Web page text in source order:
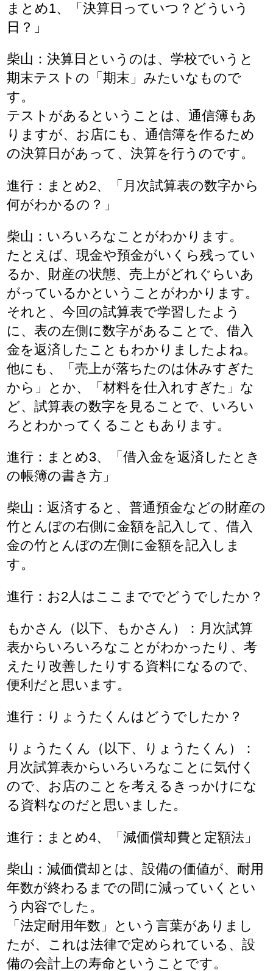
まとめ1、「決算日っていつ？どういう
日？」
柴山：決算日というのは、学校でいうと
期末テストの「期末」みたいなもので
す。
テストがあるということは、通信簿もあ
りますが、お店にも、通信簿を作るため
の決算日があって、決算を行うのです。
進行：まとめ2、「月次試算表の数字から
何がわかるの？」
柴山：いろいろなことがわかります。
たとえば、現金や預金がいくら残ってい
るか、財産の状態、売上がどれぐらいあ
がっているかということがわかります。
それと、今回の試算表で学習したよう
に、表の左側に数字があることで、借入
金を返済したこともわかりましたよね。
他にも、「売上が落ちたのは休みすぎた
から」とか、「材料を仕入れすぎた」な
ど、試算表の数字を見ることで、いろい
ろとわかってくることもあります。
進行：まとめ3、「借入金を返済したとき
の帳簿の書き方」
柴山：返済すると、普通預金などの財産の
竹とんぼの右側に金額を記入して、借入
金の竹とんぼの左側に金額を記入しま
す。
進行：お2人はここまででどうでしたか？
もかさん（以下、もかさん）：月次試算
表からいろいろなことがわかったり、考
えたり改善したりする資料になるので、
便利だと思います。
進行：りょうたくんはどうでしたか？
りょうたくん（以下、りょうたくん）：
月次試算表からいろいろなことに気付く
ので、お店のことを考えるきっかけにな
る資料なのだと思いました。
進行：まとめ4、「減価償却費と定額法」
柴山：減価償却とは、設備の価値が、耐用
年数が終わるまでの間に減っていくとい
う内容でした。
「法定耐用年数」という言葉がありまし
たが、これは法律で定められている、設
備の会計上の寿命ということです。